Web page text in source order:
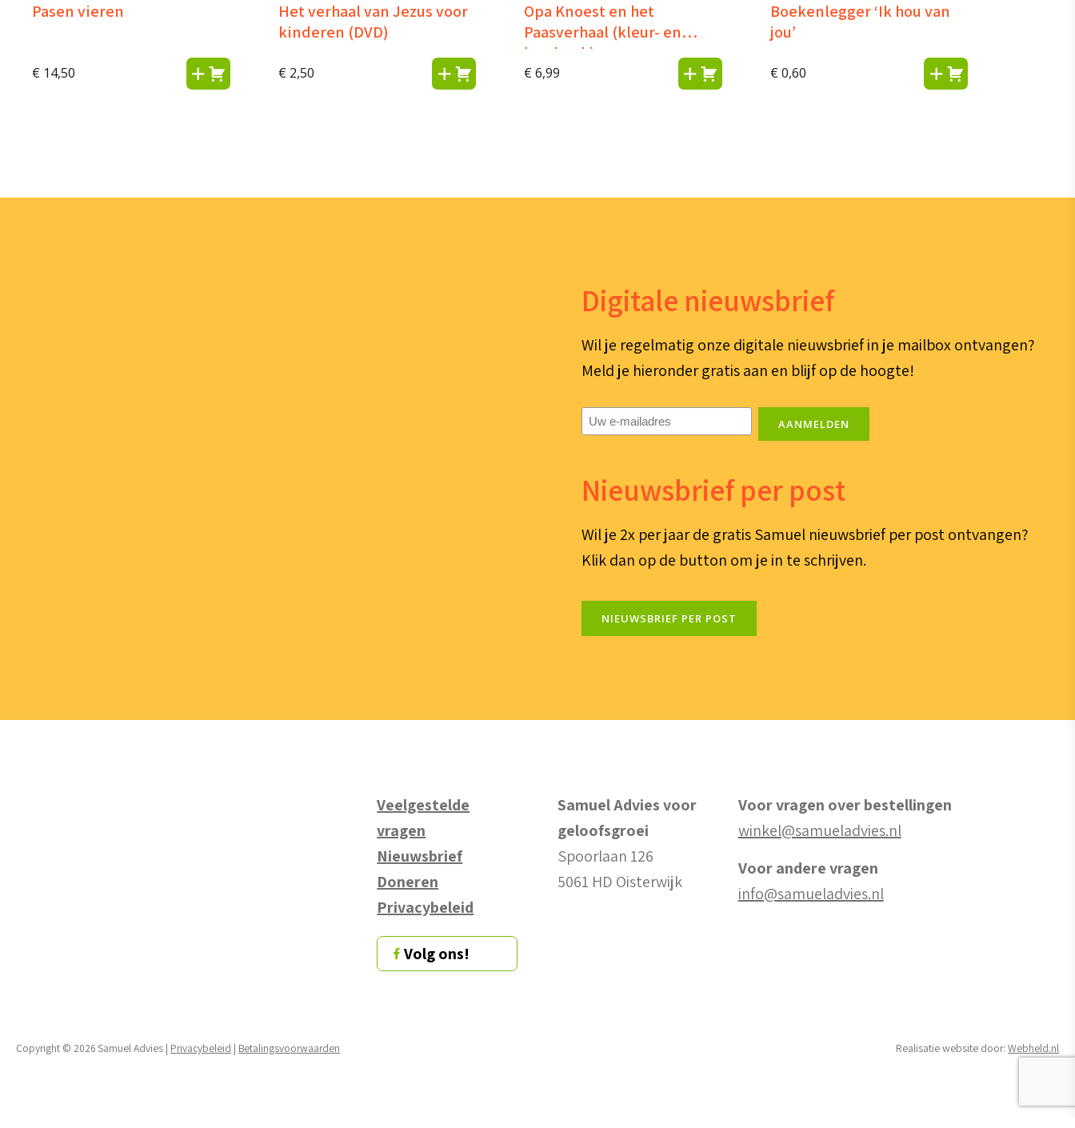
Pasen vieren
€ 14,50
Het verhaal van Jezus voor
kinderen (DVD)
€ 2,50
Opa Knoest en het
Paasverhaal (kleur- en
leesboek)
€ 6,99
Boekenlegger ‘Ik hou van
jou’
€ 0,60
Digitale nieuwsbrief
Wil je regelmatig onze digitale nieuwsbrief in je mailbox ontvangen?
Meld je hieronder gratis aan en blijf op de hoogte!
E-
mailadres(Vereist)
AANMELDEN
Nieuwsbrief per post
Wil je 2x per jaar de gratis Samuel nieuwsbrief per post ontvangen?
Klik dan op de button om je in te schrijven.
NIEUWSBRIEF PER POST
Veelgestelde
vragen
Nieuwsbrief
Doneren
Privacybeleid
Volg ons!
Samuel Advies voor
geloofsgroei
Spoorlaan 126
5061 HD Oisterwijk
Voor vragen over bestellingen
winkel@samueladvies.nl
Voor andere vragen
info@samueladvies.nl
Copyright © 2026 Samuel Advies | Privacybeleid | Betalingsvoorwaarden Realisatie website door: Webheld.nl